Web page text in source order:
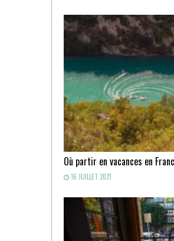
Où partir en vacances en
16 JUILLET 2021